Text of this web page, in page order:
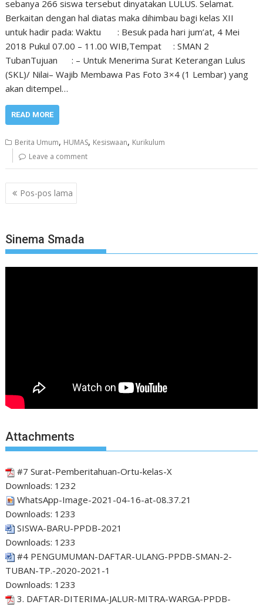
sebanya 266 siswa tersebut dinyatakan LULUS. Selamat.
Berkaitan dengan hal diatas maka dihimbau bagi kelas XII
untuk hadir pada: Waktu : Besuk pada hari jum’at, 4 Mei
2018 Pukul 07.00 – 11.00 WIB,Tempat : SMAN 2
TubanTujuan : – Untuk Menerima Surat Keterangan Lulus
(SKL)/ Nilai– Wajib Membawa Pas Foto 3×4 (1 Lembar) yang
akan ditempel…
READ MORE
Berita Umum, HUMAS, Kesiswaan, Kurikulum
Leave a comment
Navigasi
pos
Pos-pos lama
Sinema Smada
Attachments
#7 Surat-Pemberitahuan-Ortu-kelas-X
Downloads: 1232
WhatsApp-Image-2021-04-16-at-08.37.21
Downloads: 1233
SISWA-BARU-PPDB-2021
Downloads: 1233
#4 PENGUMUMAN-DAFTAR-ULANG-PPDB-SMAN-2-
TUBAN-TP.-2020-2021-1
Downloads: 1233
3. DAFTAR-DITERIMA-JALUR-MITRA-WARGA-PPDB-